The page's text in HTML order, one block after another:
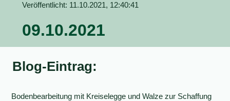
Veröffentlicht: 11.10.2021, 12:40:41
09.10.2021
Blog-Eintrag:
Bodenbearbeitung mit Kreiselegge und Walze zur Schaffung